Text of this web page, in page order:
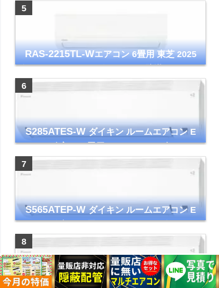
RAS-2215TL-Wエアコン 6畳用 東芝 2025
年モデル TLシリーズ ホワイト 壁掛け クーラ
ー コンパクト 清潔
S285ATES-Wダイキン ルームエアコン E
シリーズ 主に10畳用 ホワイト 2025年モデル
コンパクトモデル ストリーマ
S565ATEP-Wダイキン ルームエアコン E
シリーズ 主に18畳用 ホワイト 2025年モデル
コンパクトモデル ストリーマ